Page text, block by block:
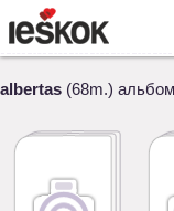
albertas (68m.) альбом